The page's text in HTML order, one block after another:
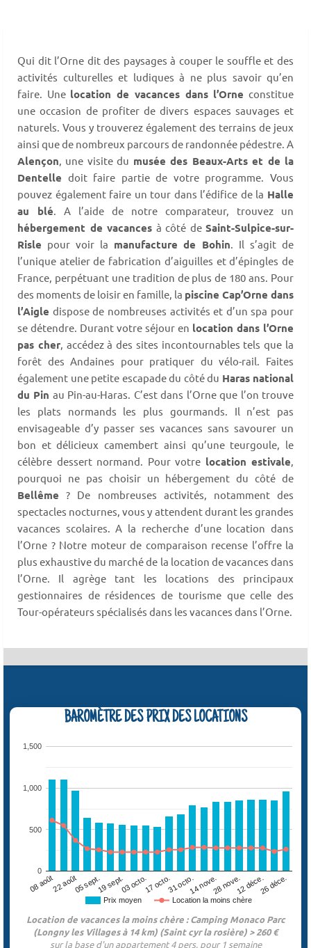
Qui dit l’Orne dit des paysages à couper le souffle et des
activités culturelles et ludiques à ne plus savoir qu’en
faire. Une location de vacances dans l’Orne constitue
une occasion de profiter de divers espaces sauvages et
naturels. Vous y trouverez également des terrains de jeux
ainsi que de nombreux parcours de randonnée pédestre. A
Alençon, une visite du musée des Beaux-Arts et de la
Dentelle doit faire partie de votre programme. Vous
pouvez également faire un tour dans l’édifice de la Halle
au blé. A l’aide de notre comparateur, trouvez un
hébergement de vacances à côté de Saint-Sulpice-sur-
Risle pour voir la manufacture de Bohin. Il s’agit de
l’unique atelier de fabrication d’aiguilles et d’épingles de
France, perpétuant une tradition de plus de 180 ans. Pour
des moments de loisir en famille, la piscine Cap’Orne dans
l’Aigle dispose de nombreuses activités et d’un spa pour
se détendre. Durant votre séjour en location dans l’Orne
pas cher, accédez à des sites incontournables tels que la
forêt des Andaines pour pratiquer du vélo-rail. Faites
également une petite escapade du côté du Haras national
du Pin au Pin-au-Haras. C’est dans l’Orne que l’on trouve
les plats normands les plus gourmands. Il n’est pas
envisageable d’y passer ses vacances sans savourer un
bon et délicieux camembert ainsi qu’une teurgoule, le
célèbre dessert normand. Pour votre location estivale,
pourquoi ne pas choisir un hébergement du côté de
Bellême ? De nombreuses activités, notamment des
spectacles nocturnes, vous y attendent durant les grandes
vacances scolaires. A la recherche d’une location dans
l’Orne ? Notre moteur de comparaison recense l’offre la
plus exhaustive du marché de la location de vacances dans
l’Orne. Il agrège tant les locations des principaux
gestionnaires de résidences de tourisme que celle des
Tour-opérateurs spécialisés dans les vacances dans l’Orne.
BAROMÈTRE DES PRIX DES LOCATIONS
Prix moyen Location la moins chère
08 août22 août05 sept.19 sept.03 octo.17 octo.31 octo.14 nove.28 nove.12 déce.26 déce.
0
500
1,000
1,500
Location de vacances la moins chère : Camping Monaco Parc
(Longny les Villages à 14 km) (Saint cyr la rosière) > 260 €
sur la base d'un appartement 4 pers. pour 1 semaine